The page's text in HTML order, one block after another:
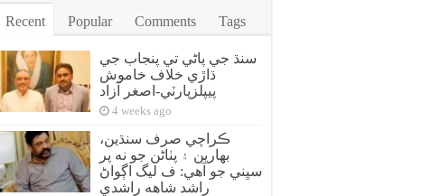
Recent Popular Comments Tags
سنڌ جي پاڻي تي پنجاب جي
ڌاڙي خلاف خاموش
پيپلزپارٽي-اصغر آزاد
4 weeks ago
ڪراچي صرف سنڌين،
بهارين ۽ پٺاڻن جو نه پر
سڀني جو آهي: ف ليگ اڳواڻ
راشد شاهه راشدي